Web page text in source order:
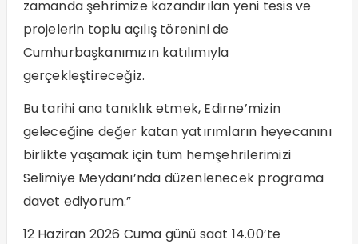
zamanda şehrimize kazandırılan yeni tesis ve
projelerin toplu açılış törenini de
Cumhurbaşkanımızın katılımıyla
gerçekleştireceğiz.
Bu tarihi ana tanıklık etmek, Edirne’mizin
geleceğine değer katan yatırımların heyecanını
birlikte yaşamak için tüm hemşehrilerimizi
Selimiye Meydanı’nda düzenlenecek programa
davet ediyorum.”
12 Haziran 2026 Cuma günü saat 14.00’te